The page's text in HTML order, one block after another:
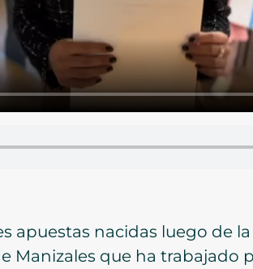
apuestas nacidas luego de
Manizales que ha trabajado